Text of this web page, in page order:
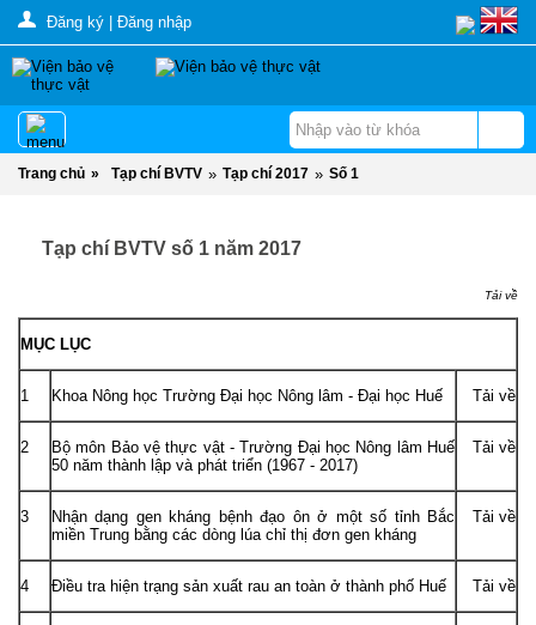
Đăng ký Đăng nhập
Trang chủ » Tạp chí BVTV » Tạp chí 2017 » Số 1
Tạp chí BVTV số 1 năm 2017
Tải về
MỤC LỤC
1 Khoa Nông học Trường Đại học Nông lâm - Đại học Huế Tải về
2
Bộ môn Bảo vệ thực vật - Trường Đại học Nông lâm Huế
50 năm thành lập và phát triển (1967 - 2017)
Tải về
3
Nhận dạng gen kháng bệnh đạo ôn ở một số tỉnh Bắc
miền Trung bằng các dòng lúa chỉ thị đơn gen kháng
Tải về
4 Điều tra hiện trạng sản xuất rau an toàn ở thành phố Huế Tải về